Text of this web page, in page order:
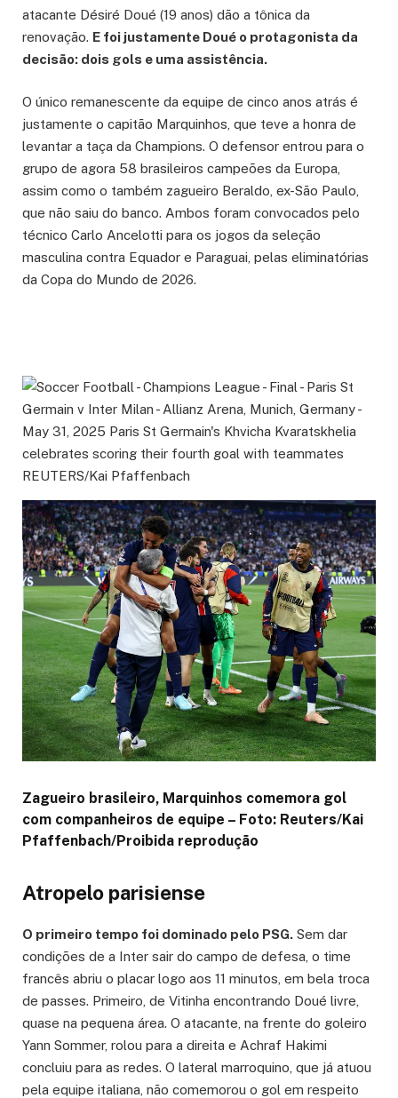
atacante Désiré Doué (19 anos) dão a tônica da
renovação. E foi justamente Doué o protagonista da
decisão: dois gols e uma assistência.
O único remanescente da equipe de cinco anos atrás é
justamente o capitão Marquinhos, que teve a honra de
levantar a taça da Champions. O defensor entrou para o
grupo de agora 58 brasileiros campeões da Europa,
assim como o também zagueiro Beraldo, ex-São Paulo,
que não saiu do banco. Ambos foram convocados pelo
técnico Carlo Ancelotti para os jogos da seleção
masculina contra Equador e Paraguai, pelas eliminatórias
da Copa do Mundo de 2026.
Zagueiro brasileiro, Marquinhos comemora gol
com companheiros de equipe – Foto: Reuters/Kai
Pfaffenbach/Proibida reprodução
Atropelo parisiense
O primeiro tempo foi dominado pelo PSG. Sem dar
condições de a Inter sair do campo de defesa, o time
francês abriu o placar logo aos 11 minutos, em bela troca
de passes. Primeiro, de Vitinha encontrando Doué livre,
quase na pequena área. O atacante, na frente do goleiro
Yann Sommer, rolou para a direita e Achraf Hakimi
concluiu para as redes. O lateral marroquino, que já atuou
pela equipe italiana, não comemorou o gol em respeito